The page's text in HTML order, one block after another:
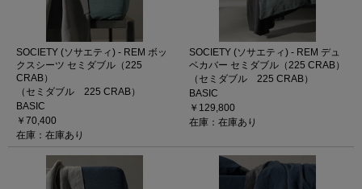
SOCIETY (ソサエティ) - REM ボッ
クスシーツ セミダブル（225
CRAB）
（セミダブル 225 CRAB）
BASIC
￥70,400
在庫：在庫あり
SOCIETY (ソサエティ) - REM デュ
ベカバー セミダブル（225 CRAB）
（セミダブル 225 CRAB）
BASIC
￥129,800
在庫：在庫あり